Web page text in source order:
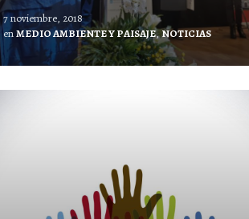
7 noviembre, 2018
enMEDIO AMBIENTE Y PAISAJE,NOTICIAS